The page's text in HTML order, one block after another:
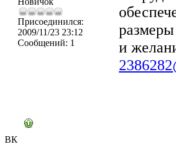
ВК
Присоединился:
2009/11/23 23:12
Сообщений: 1
и